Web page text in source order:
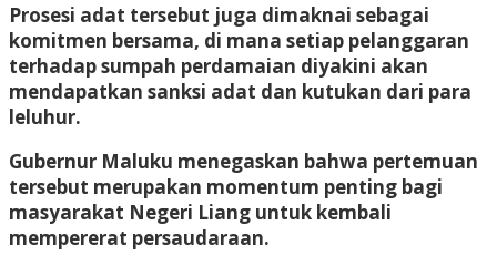
Prosesi adat tersebut juga dimaknai sebagai
komitmen bersama, di mana setiap pelanggaran
terhadap sumpah perdamaian diyakini akan
mendapatkan sanksi adat dan kutukan dari para
leluhur.
Gubernur Maluku menegaskan bahwa pertemuan
tersebut merupakan momentum penting bagi
masyarakat Negeri Liang untuk kembali
mempererat persaudaraan.